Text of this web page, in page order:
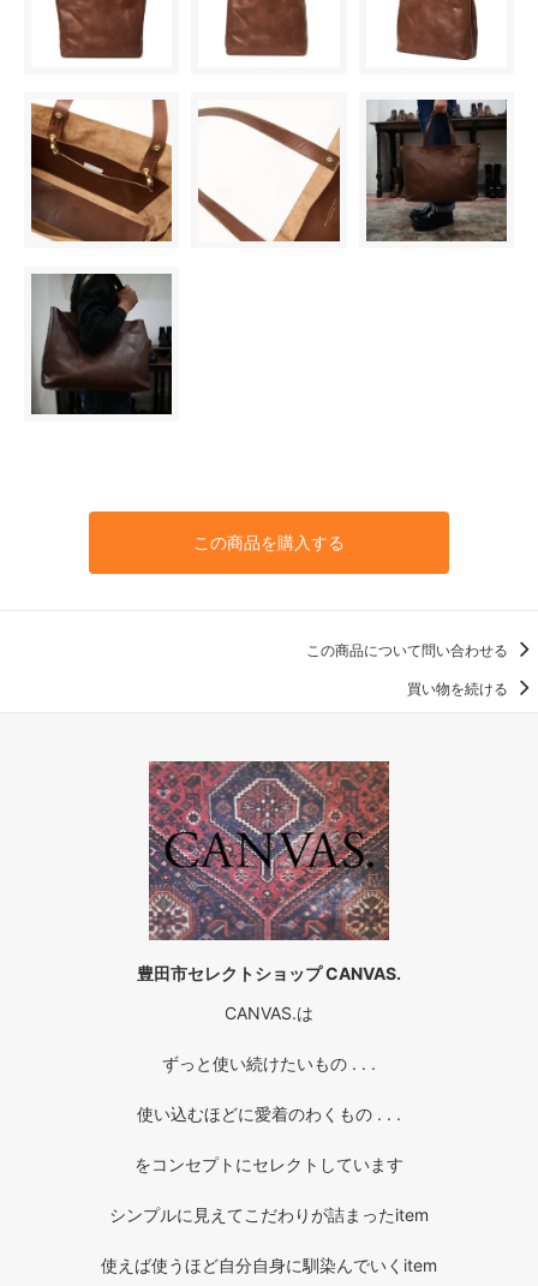
この商品を購入する
この商品について問い合わせる
買い物を続ける
豊田市セレクトショップ CANVAS.
CANVAS.は
ずっと使い続けたいもの . . .
使い込むほどに愛着のわくもの . . .
をコンセプトにセレクトしています
シンプルに見えてこだわりが詰まったitem
使えば使うほど自分自身に馴染んでいくitem